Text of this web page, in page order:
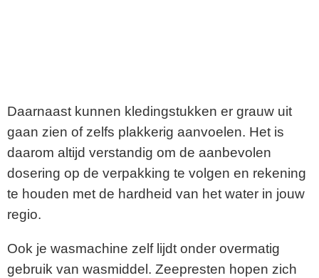
Daarnaast kunnen kledingstukken er grauw uit
gaan zien of zelfs plakkerig aanvoelen. Het is
daarom altijd verstandig om de aanbevolen
dosering op de verpakking te volgen en rekening
te houden met de hardheid van het water in jouw
regio.
Ook je wasmachine zelf lijdt onder overmatig
gebruik van wasmiddel. Zeepresten hopen zich